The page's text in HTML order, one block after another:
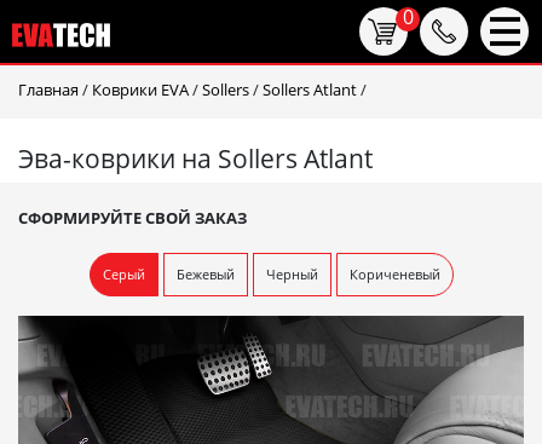
Главная / Коврики EVA/Sollers/Sollers Atlant/
Эва-коврики на Sollers Atlant
СФОРМИРУЙТЕ СВОЙ ЗАКАЗ
Серый Бежевый Черный Кориченевый
0